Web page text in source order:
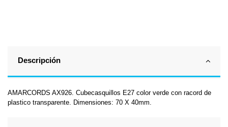
Descripción
AMARCORDS AX926. Cubecasquillos E27 color verde con racord de
plastico transparente. Dimensiones: 70 X 40mm.